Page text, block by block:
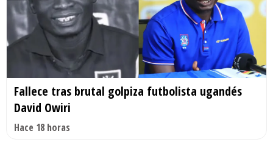
Fallece tras brutal golpiza futbolista ugandés
David Owiri
Hace 18 horas